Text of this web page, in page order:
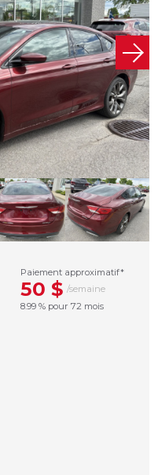
Paiement approximatif*
50 $ /semaine
8.99 % pour 72 mois